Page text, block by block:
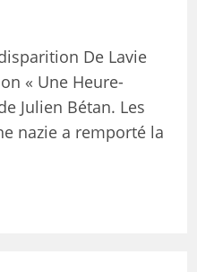
De Lavie
« Une Heure-
Julien Bétan. Les
nazie a remporté la